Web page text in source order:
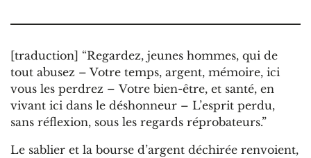
[traduction] “Regardez, jeunes hommes, qui de
tout abusez – Votre temps, argent, mémoire, ici
vous les perdrez – Votre bien-être, et santé, en
vivant ici dans le déshonneur – L’esprit perdu,
sans réflexion, sous les regards réprobateurs.”
Le sablier et la bourse d’argent déchirée renvoient,